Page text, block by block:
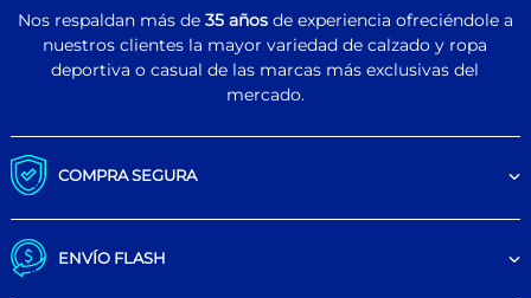
Nos respaldan más de 35 añosde experiencia ofreciéndole a
nuestros clientes la mayor variedad de calzado y ropa
deportiva o casual de las marcas más exclusivas del
mercado.
COMPRA SEGURA
ENVÍO FLASH